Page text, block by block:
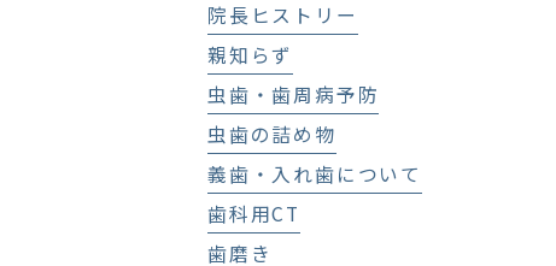
院長ヒストリー
親知らず
虫歯・歯周病予防
虫歯の詰め物
義歯・入れ歯について
歯科用CT
歯磨き